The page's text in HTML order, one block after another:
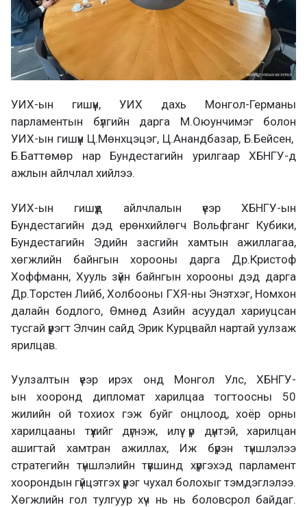
УИХ-ын гишүүн, УИХ дахь Монгол-Германы
парламентын бүлгийн дарга М.Оюунчимэг болон
УИХ-ын гишүүн Ц.Мөнхцэцэг, Ц.Анандбазар, Б.Бейсен,
Б.Баттөмөр нар Бундестагийн урилгаар ХБНГУ-д
ажлын айлчлал хийлээ.
УИХ-ын гишүүд айлчлалын үеэр ХБНГУ-ын
Бундестагийн дэд ерөнхийлөгч Вольфганг Кубики,
Бундестагийн Эдийн засгийн хамтын ажиллагаа,
хөгжлийн байнгын хорооны дарга Др.Кристоф
Хоффманн, Хууль зүйн байнгын хорооны дэд дарга
Др.Торстен Лийб, Холбооны ГХЯ-ны Энэтхэг, Номхон
далайн бодлого, Өмнөд Азийн асуудал хариуцсан
тусгай үүрэгт Элчин сайд Эрик Курцвайл нартай уулзаж
ярилцав.
Уулзалтын үеэр ирэх онд Монгол Улс, ХБНГУ-
ын хооронд дипломат харилцаа тогтоосны 50
жилийн ой тохиох гэж буйг онцлоод, хоёр орны
харилцааны түүхийг дүгнэж, илүү үр дүнтэй, харилцан
ашигтай хамтран ажиллах, Иж бүрэн түншлэлээ
стратегийн түншлэлийн түвшинд хүргэхэд парламент
хоорондын гүйцэтгэх үүрэг чухал болохыг тэмдэглэлээ.
Хөгжлийн гол тулгуур хүч нь нь боловсрол байдаг.